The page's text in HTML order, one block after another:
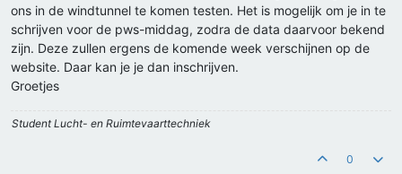
ons in de windtunnel te komen testen. Het is mogelijk om je in te
schrijven voor de pws-middag, zodra de data daarvoor bekend
zijn. Deze zullen ergens de komende week verschijnen op de
website. Daar kan je je dan inschrijven.
Groetjes
Student Lucht- en Ruimtevaarttechniek
0